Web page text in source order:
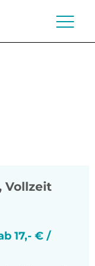
Vollzeit
17,- € /